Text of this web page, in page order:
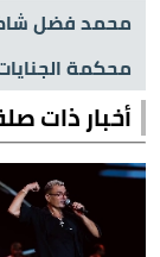
محمد فضل
محكمة
أخبار ذات